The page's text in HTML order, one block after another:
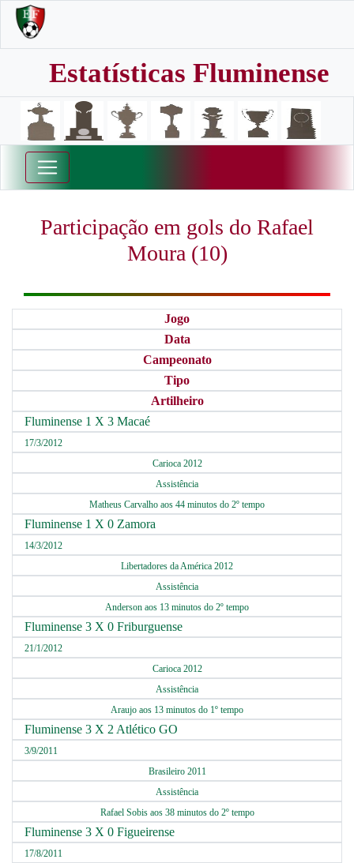
Estatísticas Fluminense
Participação em gols do Rafael
Moura (10)
Jogo
Data
Campeonato
Tipo
Artilheiro
Fluminense 1 X 3 Macaé
17/3/2012
Carioca 2012
Assistência
Matheus Carvalho aos 44 minutos do 2º tempo
Fluminense 1 X 0 Zamora
14/3/2012
Libertadores da América 2012
Assistência
Anderson aos 13 minutos do 2º tempo
Fluminense 3 X 0 Friburguense
21/1/2012
Carioca 2012
Assistência
Araujo aos 13 minutos do 1º tempo
Fluminense 3 X 2 Atlético GO
3/9/2011
Brasileiro 2011
Assistência
Rafael Sobis aos 38 minutos do 2º tempo
Fluminense 3 X 0 Figueirense
17/8/2011